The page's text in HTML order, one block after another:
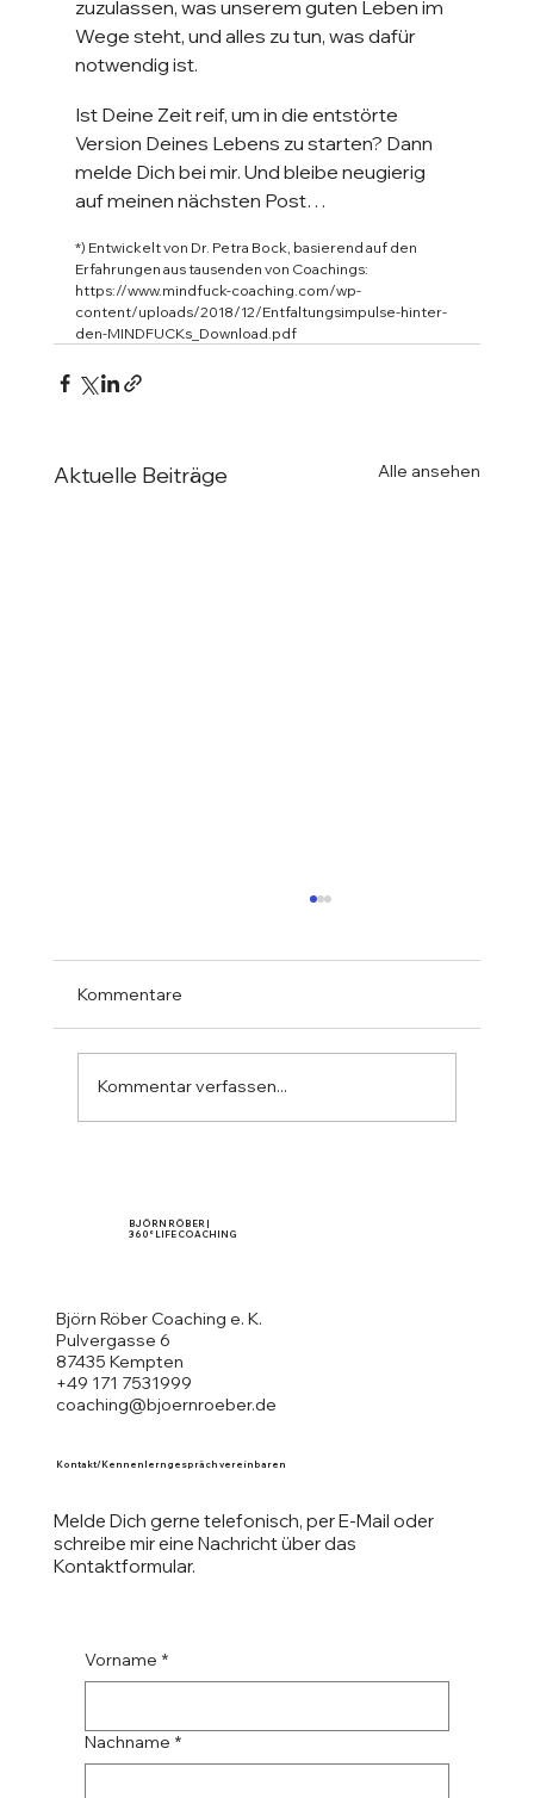
zuzulassen, was unserem guten Leben im
Wege steht, und alles zu tun, was dafür
notwendig ist.
Ist Deine Zeit reif, um in die entstörte
Version Deines Lebens zu starten? Dann
melde Dich bei mir. Und bleibe neugierig
auf meinen nächsten Post…
*) Entwickelt von Dr. Petra Bock, basierend auf den
Erfahrungen aus tausenden von Coachings:
https://www.mindfuck-coaching.com/wp-
content/uploads/2018/12/Entfaltungsimpulse-hinter-
den-MINDFUCKs_Download.pdf
Aktuelle Beiträge Alle ansehen
Kommentare
Kommentar verfassen...
Björn Röber Coaching e. K.
Pulvergasse 6
87435 Kempten
+49 171 7531999
coaching@bjoernroeber.de
BJÖRN RÖBER |
360° LIFE COACHING
Vorname *
Nachname *
Kontakt/Kennenlerngespräch vereinbaren
Melde Dich gerne telefonisch, per E-Mail oder
schreibe mir eine Nachricht über das
Kontaktformular.